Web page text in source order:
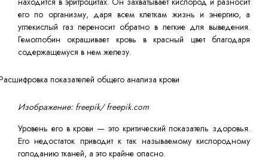
его по организму, даря всем клеткам жизнь и энергию, а
углекислый газ переносит обратно в легкие для выведения.
Гемоглобин окрашивает кровь в красный цвет благодаря
содержащемуся в нем железу.
Изображение: freepik/ freepik.com
Уровень его в крови — это критический показатель здоровья.
Его недостаток приводит к так называемому кислородному
голоданию тканей, а это крайне опасно.